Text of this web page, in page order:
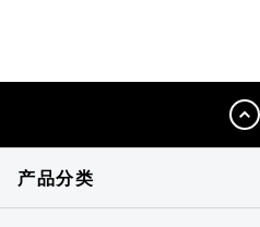
产品分类